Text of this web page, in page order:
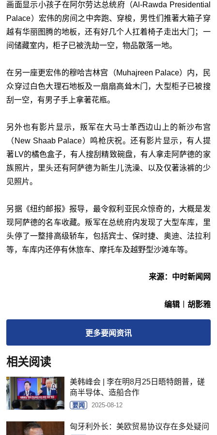
画面显示小孩子在阿尔劳达总统府（Al-Rawda Presidential
Palace）宏伟的房间之中奔跑、穿梭，男性们推著大箱子穿
越有华丽图腾的地板，还有好几个人扛着椅子走出大门；一
间储藏室内，柜子已被洗劫一空，物品散落一地。
在另一座更宏伟的穆哈吉林宫（Muhajreen Palace）内，民
众穿过白色大理石地板及一扇扇高耸木门，大型柜子已被搜
刮一空，有男子手上拿著花瓶。
另外也有影片显示，叛军在大马士革西边山上的新沙布宫
（New Shaab Palace）鸣枪庆祝。还有影片显示，有人提
著LV的橘色盒子，有人搜刮精致碗盘，有人拿走阿萨德的家
族照片，里头还有阿萨德为新生儿洗澡、以及仅著泳裤的少
见照片。
另据《纽约邮报》报导，最令叙利亚民众惊奇的，大概是发
现阿萨德的名车收藏。叛军在总统府内发现了大型车库，里
头停了一整排高级轿车，包括宾士、保时捷、奥迪、法拉利
等，车库内还停有休旅车、摩托车及越野型沙滩车等。
来源：中时新闻网
编辑︱胡影雅
更多要闻资讯
相关阅读
美韩峰会 | 李在明8月25日晤特朗普，磋
商半导体、造船合作
要闻 2025-08-12
匈牙利外长：美欧贸易协议存在多处疑问